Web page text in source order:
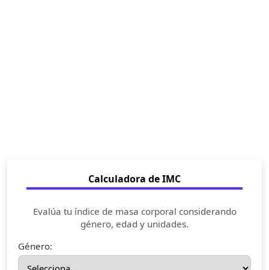
Calculadora de IMC
Evalúa tu índice de masa corporal considerando
género, edad y unidades.
Género: